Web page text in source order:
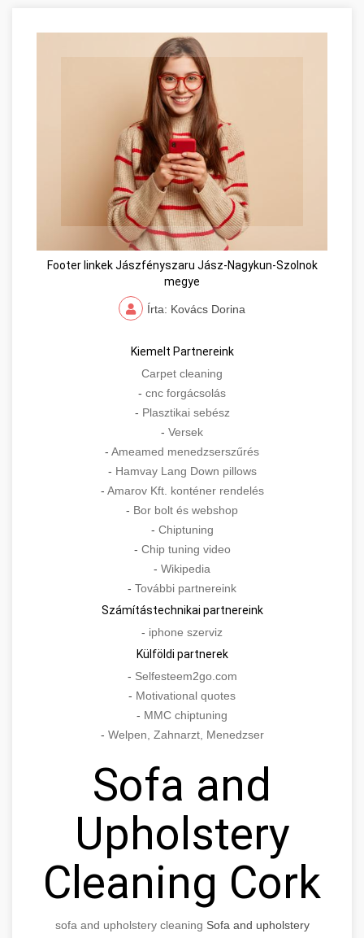
Footer linkek Jászfényszaru Jász-Nagykun-Szolnok
megye
Írta: Kovács Dorina
Kiemelt Partnereink
Carpet cleaning
- cnc forgácsolás
- Plasztikai sebész
- Versek
- Ameamed menedzserszűrés
- Hamvay Lang Down pillows
- Amarov Kft. konténer rendelés
- Bor bolt és webshop
- Chiptuning
- Chip tuning video
- Wikipedia
- További partnereink
Számítástechnikai partnereink
- iphone szerviz
Külföldi partnerek
- Selfesteem2go.com
- Motivational quotes
- MMC chiptuning
- Welpen, Zahnarzt, Menedzser
Sofa and
Upholstery
Cleaning Cork
sofa and upholstery cleaning Sofa and upholstery